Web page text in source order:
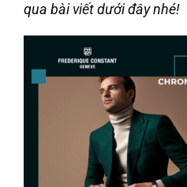
qua bài viết dưới đây nhé!